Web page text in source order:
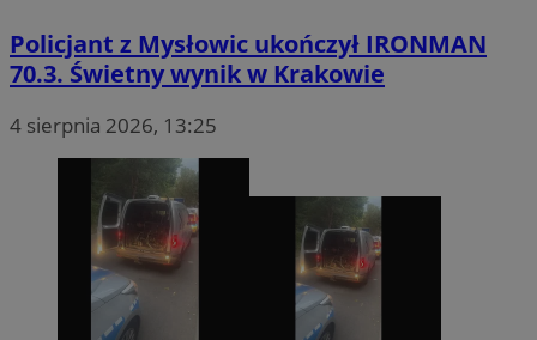
Policjant z Mysłowic ukończył IRONMAN
70.3. Świetny wynik w Krakowie
4 sierpnia 2026, 13:25